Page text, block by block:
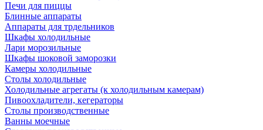
Печи для пиццы
Блинные аппараты
Аппараты для трдельников
Шкафы холодильные
Лари морозильные
Шкафы шоковой заморозки
Камеры холодильные
Столы холодильные
Холодильные агрегаты (к холодильным камерам)
Пивоохладители, кегераторы
Столы производственные
Ванны моечные